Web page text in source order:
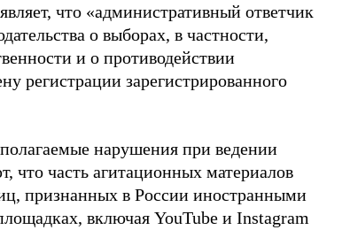
что «административный ответчик
о выборах, в частности,
и о противодействии
регистрации зарегистрированного
нарушения при ведении
что часть агитационных материалов
признанных в России иностранными
включая YouTube и Instagram